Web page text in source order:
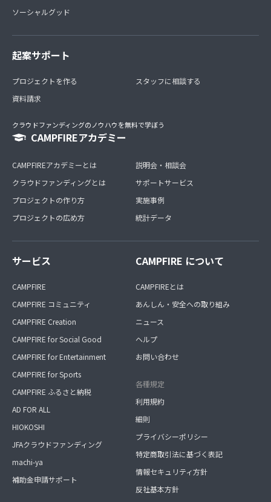
ソーシャルグッド
起案サポート
プロジェクトを作る
資料請求
スタッフに相談する
クラウドファンディングのノウハウを無料で学ぼう
CAMPFIREアカデミー
CAMPFIREアカデミーとは
クラウドファンディングとは
プロジェクトの作り方
プロジェクトの広め方
説明会・相談会
サポートサービス
実施事例
統計データ
サービス
CAMPFIRE
CAMPFIRE コミュニティ
CAMPFIRE Creation
CAMPFIRE for Social Good
CAMPFIRE for Entertainment
CAMPFIRE for Sports
CAMPFIRE ふるさと納税
AD FOR ALL
HIOKOSHI
JFAクラウドファンディング
machi-ya
補助金申請サポート
CAMPFIRE について
CAMPFIREとは
あんしん・安全への取り組み
ニュース
ヘルプ
お問い合わせ
各種規定
利用規約
細則
プライバシーポリシー
特定商取引法に基づく表記
情報セキュリティ方針
反社基本方針